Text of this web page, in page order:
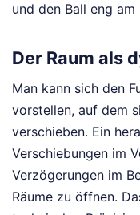
und den Ball eng am
Der Raum als
Man kann sich den
vorstellen, auf dem
verschieben. Ein
Verschiebungen im
Verzögerungen im
Räume zu öffnen.